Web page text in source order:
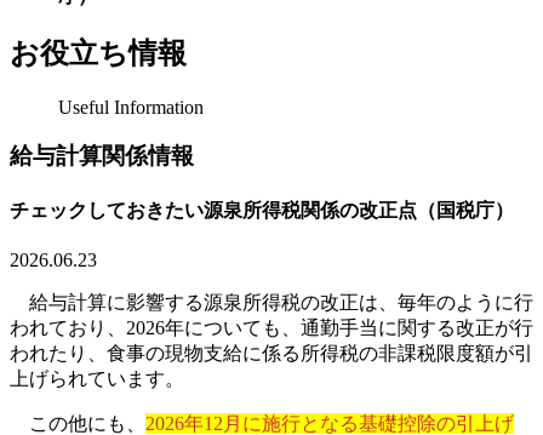
お役立ち情報
Useful Information
給与計算関係情報
チェックしておきたい源泉所得税関係の改正点（国税庁）
2026.06.23
給与計算に影響する源泉所得税の改正は、毎年のように行
われており、2026年についても、通勤手当に関する改正が行
われたり、食事の現物支給に係る所得税の非課税限度額が引
上げられています。
この他にも、 2026年12月に施行となる基礎控除の引上げ